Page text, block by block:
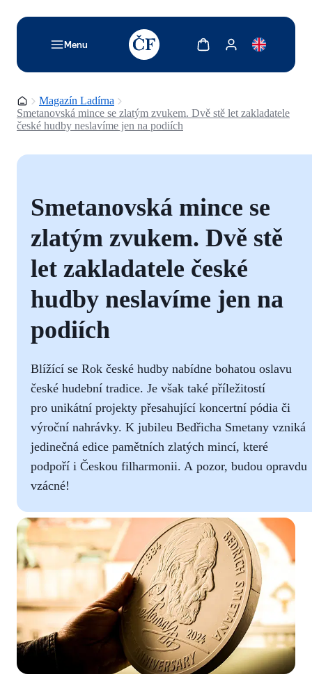
Menu
TODO: Add description for reader
Zobrazit košíkZobrazit můj účet
Domovská stránka
Magazín Ladírna
Smetanovská mince se zlatým zvukem. Dvě stě let zakladatele
české hudby neslavíme jen na podiích
Smetanovská mince se
zlatým zvukem. Dvě stě
let zakladatele české
hudby neslavíme jen na
podiích
Blížící se Rok české hudby nabídne bohatou oslavu
české hudební tradice. Je však také příležitostí
pro unikátní projekty přesahující koncertní pódia či
výroční nahrávky. K jubileu Bedřicha Smetany vzniká
jedinečná edice pamětních zlatých mincí, které
podpoří i Českou filharmonii. A pozor, budou opravdu
vzácné!